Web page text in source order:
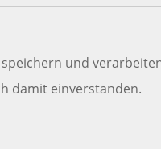
und
damit einverstanden.